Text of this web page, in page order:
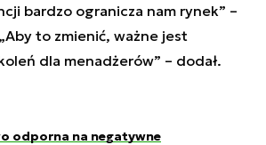
bardzo ogranicza nam rynek” –
to zmienić, ważne jest
dla menadżerów” – dodał.
odporna na negatywne